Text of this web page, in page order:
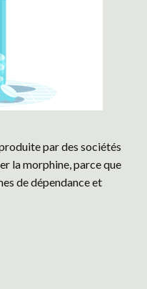
par des sociétés
la morphine, parce que
de dépendance et